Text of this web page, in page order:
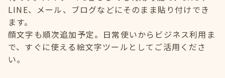
LINE、メール、ブログなどにそのまま貼り付けでき
ます。
顔文字も順次追加予定。日常使いからビジネス利用ま
で、すぐに使える絵文字ツールとしてご活用くださ
い。